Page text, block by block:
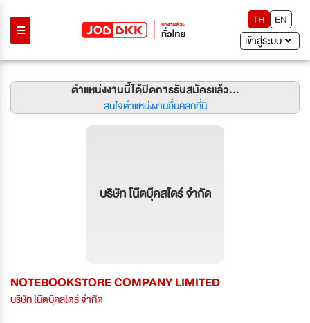
TH
EN
เข้าสู่ระบบ
ตำแหน่งงานนี้ได้ปิดการรับสมัครแล้ว...
สนใจตำแหน่งงานอื่นคลิกที่นี่
บริษัท โน๊ตบุ๊คสโตร์ จำกัด
NOTEBOOKSTORE COMPANY LIMITED
บริษัท โน๊ตบุ๊คสโตร์ จำกัด